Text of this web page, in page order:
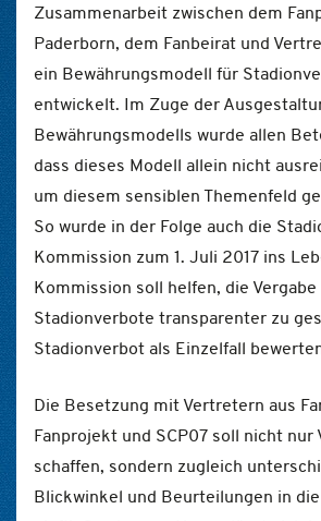
Zusammenarbeit zwischen dem
Paderborn, dem Fanbeirat und
ein Bewährungsmodell für
entwickelt. Im Zuge der
Bewährungsmodells wurde allen
dass dieses Modell allein nicht
um diesem sensiblen Themenfeld
So wurde in der Folge auch die
Kommission zum 1. Juli 2017 ins
Kommission soll helfen, die
Stadionverbote transparenter zu
Stadionverbot als Einzelfall
Die Besetzung mit Vertretern aus
Fanprojekt und SCP07 soll nicht nur
schaffen, sondern zugleich
Blickwinkel und Beurteilungen in